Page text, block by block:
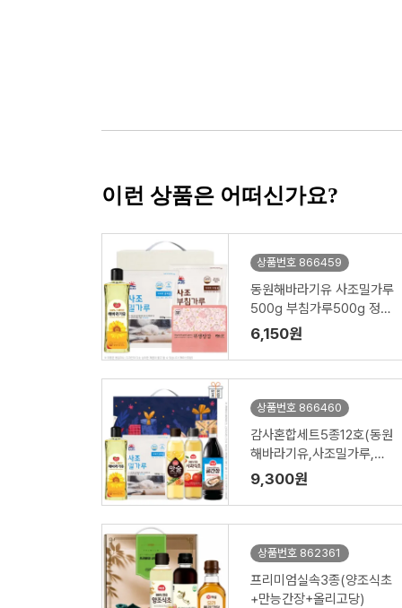
이런 상품은 어떠신가요?
상품번호 866459
동원해바라기유 사조밀가루
500g 부침가루500g 정사
각위생장갑(4종)
6,150원
상품번호 866460
감사혼합세트5종12호(동원
해바라기유,사조밀가루,해
표맛술,해표사과식초,해표
굴간장)
9,300원
상품번호 862361
프리미엄실속3종(양조식초
+만능간장+올리고당)